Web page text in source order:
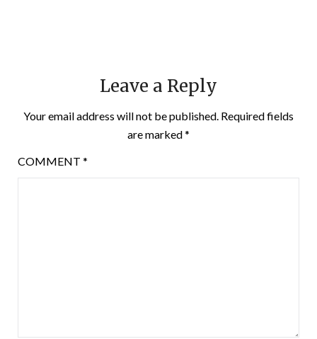
Leave a Reply
Your email address will not be published. Required fields
are marked*
COMMENT *